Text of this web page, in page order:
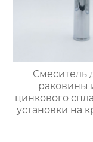
Смеситель
раковины
цинкового
установки на